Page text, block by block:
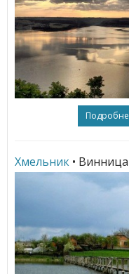
Хмельник • Винница